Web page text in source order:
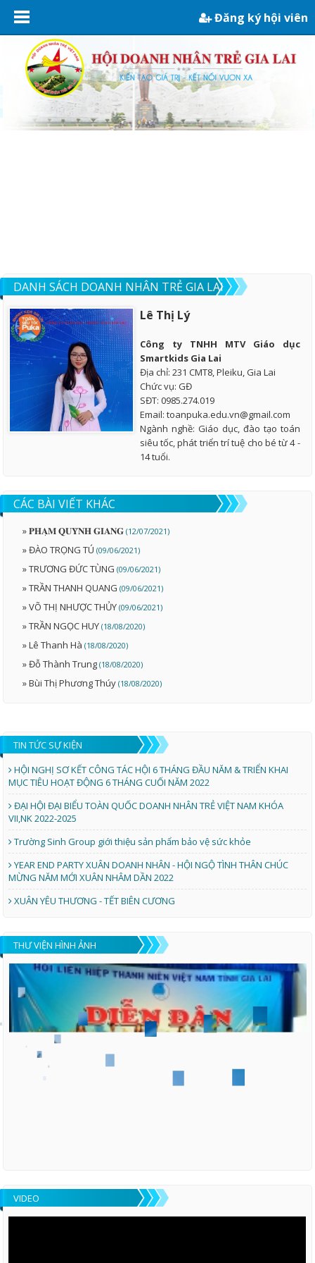
Đăng ký hội viên
DANH SÁCH DOANH NHÂN TRẺ GIA LAI
Lê Thị Lý
Công ty TNHH MTV Giáo dục
Smartkids Gia Lai
Địa chỉ: 231 CMT8, Pleiku, Gia Lai
Chức vụ: GĐ
SĐT: 0985.274.019
Email: toanpuka.edu.vn@gmail.com
Ngành nghề: Giáo dục, đào tạo toán
siêu tốc, phát triển trí tuệ cho bé từ 4 -
14 tuổi.
CÁC BÀI VIẾT KHÁC
» 𝐏𝐇𝐀̣𝐌 𝐐𝐔𝐘̀𝐍𝐇 𝐆𝐈𝐀𝐍𝐆(12/07/2021)
» ĐÀO TRỌNG TÚ(09/06/2021)
» TRƯƠNG ĐỨC TÙNG(09/06/2021)
» TRẦN THANH QUANG(09/06/2021)
» VÕ THỊ NHƯỢC THỦY(09/06/2021)
» TRẦN NGỌC HUY(18/08/2020)
» Lê Thanh Hà(18/08/2020)
» Đỗ Thành Trung(18/08/2020)
» Bùi Thị Phương Thúy(18/08/2020)
TIN TỨC SỰ KIỆN
HỘI NGHỊ SƠ KẾT CÔNG TÁC HỘI 6 THÁNG ĐẦU NĂM & TRIỂN KHAI
MỤC TIÊU HOẠT ĐỘNG 6 THÁNG CUỐI NĂM 2022
ĐẠI HỘI ĐẠI BIỂU TOÀN QUỐC DOANH NHÂN TRẺ VIỆT NAM KHÓA
VII,NK 2022-2025
Trường Sinh Group giới thiệu sản phẩm bảo vệ sức khỏe
YEAR END PARTY XUÂN DOANH NHÂN - HỘI NGỘ TÌNH THÂN CHÚC
MỪNG NĂM MỚI XUÂN NHÂM DẦN 2022
XUÂN YÊU THƯƠNG - TẾT BIÊN CƯƠNG
THƯ VIỆN HÌNH ẢNH
VIDEO